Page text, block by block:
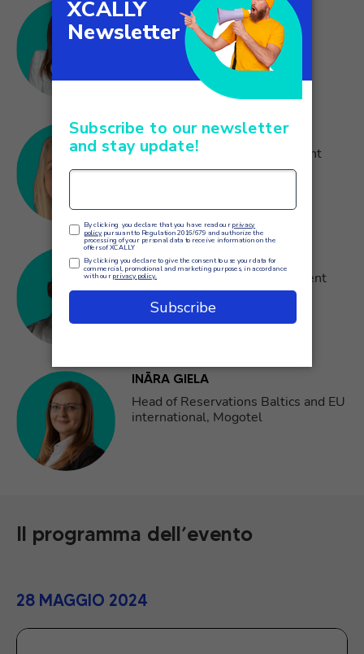
MARIA CECERE
Product Marketing Supervisor,
AGRITA JUNKERE
Head Of Customer Management
Divison, Riga Eastern Clinic
MĀRTIŅŠ TUZIS
Customer Services Development
Manager, Riga Eastern Clinic
University Hospital
INĀRA GIELA
Head of Reservations Baltics and EU
international, Mogotel
Il programma dell’evento
28 MAGGIO 2024